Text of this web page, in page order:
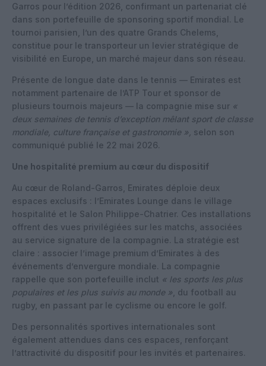
Garros pour l’édition 2026, confirmant un partenariat clé
dans son portefeuille de sponsoring sportif mondial. Le
tournoi parisien, l’un des quatre Grands Chelems,
constitue pour le transporteur un levier stratégique de
visibilité en Europe, un marché majeur dans son réseau.
Présente de longue date dans le tennis — Emirates est
notamment partenaire de l’ATP Tour et sponsor de
plusieurs tournois majeurs — la compagnie mise sur «
deux semaines de tennis d’exception mêlant sport de classe
mondiale, culture française et gastronomie », selon son
communiqué publié le 22 mai 2026.
Une hospitalité premium au cœur du dispositif
Au cœur de Roland-Garros, Emirates déploie deux
espaces exclusifs : l’Emirates Lounge dans le village
hospitalité et le Salon Philippe-Chatrier. Ces installations
offrent des vues privilégiées sur les matchs, associées
au service signature de la compagnie. La stratégie est
claire : associer l’image premium d’Emirates à des
événements d’envergure mondiale. La compagnie
rappelle que son portefeuille inclut « les sports les plus
populaires et les plus suivis au monde » , du football au
rugby, en passant par le cyclisme ou encore le golf.
Des personnalités sportives internationales sont
également attendues dans ces espaces, renforçant
l’attractivité du dispositif pour les invités et partenaires.